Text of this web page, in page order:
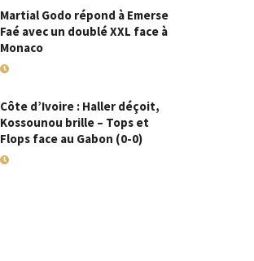
Martial Godo répond à Emerse
Faé avec un doublé XXL face à
Monaco
Côte d’Ivoire : Haller déçoit,
Kossounou brille – Tops et
Flops face au Gabon (0-0)